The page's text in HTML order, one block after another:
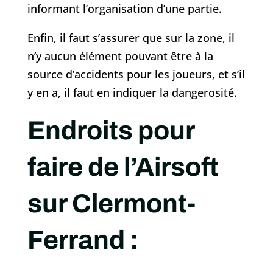
informant l’organisation d’une partie.
Enfin, il faut s’assurer que sur la zone, il
n’y aucun élément pouvant être à la
source d’accidents pour les joueurs, et s’il
y en a, il faut en indiquer la dangerosité.
Endroits pour
faire de l’Airsoft
sur Clermont-
Ferrand :